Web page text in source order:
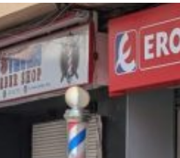
ADN: un viaje por la misión, la